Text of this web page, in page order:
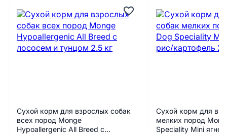
Сухой корм для взрослых собак
всех пород Monge
Hypoallergenic All Breed c
Сухой корм для
мелких пород
Speciality Mini